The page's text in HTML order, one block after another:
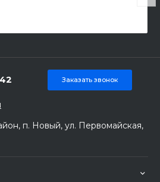
Заказать звонок
п. Новый, ул. Первомайская,